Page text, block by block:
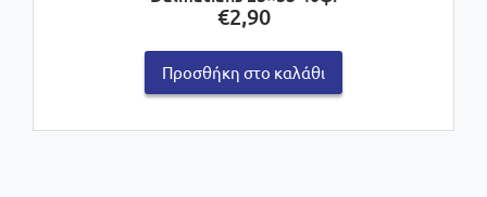
€2,90
Προσθήκη στο καλάθι